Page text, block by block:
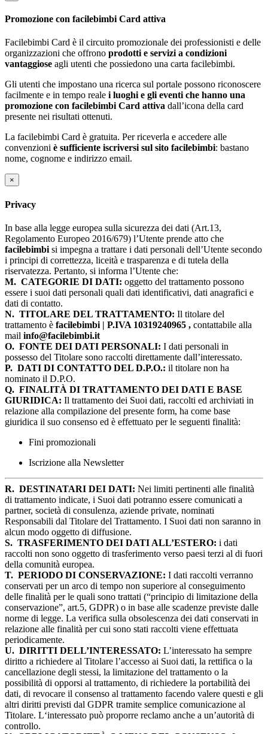
Promozione con facilebimbi Card attiva
Facilebimbi Card è il circuito promozionale dei professionisti e delle
organizzazioni che offrono prodotti e servizi a condizioni
vantaggiose agli utenti che possiedono una carta facilebimbi.
Gli utenti che impostano una ricerca sul portale possono riconoscere
facilmente e in tempo reale i luoghi e gli eventi che hanno una
promozione con facilebimbi Card attiva dall’icona della card
presente nei risultati ottenuti.
La facilebimbi Card è gratuita. Per riceverla e accedere alle
convenzioni è sufficiente iscriversi sul sito facilebimbi: bastano
nome, cognome e indirizzo email.
×
Privacy
In base alla legge europea sulla sicurezza dei dati (Art.13,
Regolamento Europeo 2016/679) l’Utente prende atto che
facilebimbi si impegna a trattare i dati personali dell’Utente secondo
i principi di correttezza, liceità e trasparenza e di tutela della
riservatezza. Pertanto, si informa l’Utente che:
M. CATEGORIE DI DATI: oggetto del trattamento possono
essere i suoi dati personali quali dati identificativi, dati anagrafici e
dati di contatto.
N. TITOLARE DEL TRATTAMENTO: Il titolare del
trattamento è facilebimbi | P.IVA 10319240965 , contattabile alla
mail info@facilebimbi.it
O. FONTE DEI DATI PERSONALI: I dati personali in
possesso del Titolare sono raccolti direttamente dall’interessato.
P. DATI DI CONTATTO DEL D.P.O.: il titolare non ha
nominato il D.P.O.
Q. FINALITÀ DI TRATTAMENTO DEI DATI E BASE
GIURIDICA: Il trattamento dei Suoi dati, raccolti ed archiviati in
relazione alla compilazione del presente form, ha come base
giuridica il suo consenso ed è effettuato per le seguenti finalità:
Fini promozionali
Iscrizione alla Newsletter
R. DESTINATARI DEI DATI: Nei limiti pertinenti alle finalità
di trattamento indicate, i Suoi dati potranno essere comunicati a
partner, società di consulenza, aziende private, nominati
Responsabili dal Titolare del Trattamento. I Suoi dati non saranno in
alcun modo oggetto di diffusione.
S. TRASFERIMENTO DEI DATI ALL’ESTERO: i dati
raccolti non sono oggetto di trasferimento verso paesi terzi al di fuori
della comunità europea.
T. PERIODO DI CONSERVAZIONE: I dati raccolti verranno
conservati per un arco di tempo non superiore al conseguimento
delle finalità per le quali sono trattati (“principio di limitazione della
conservazione”, art.5, GDPR) o in base alle scadenze previste dalle
norme di legge. La verifica sulla obsolescenza dei dati conservati in
relazione alle finalità per cui sono stati raccolti viene effettuata
periodicamente.
U. DIRITTI DELL’INTERESSATO: L’interessato ha sempre
diritto a richiedere al Titolare l’accesso ai Suoi dati, la rettifica o la
cancellazione degli stessi, la limitazione del trattamento o la
possibilità di opporsi al trattamento, di richiedere la portabilità dei
dati, di revocare il consenso al trattamento facendo valere questi e gli
altri diritti previsti dal GDPR tramite semplice comunicazione al
Titolare. L‘interessato può proporre reclamo anche a un’autorità di
controllo.